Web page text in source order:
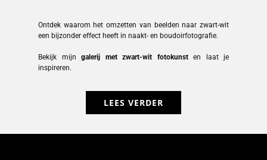
Ontdek waarom het omzetten van beelden naar zwart-wit
een bijzonder effect heeft in naakt- en boudoirfotografie.
Bekijk mijn galerij met zwart-wit fotokunst en laat je
inspireren.
LEES VERDER